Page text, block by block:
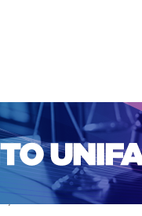
CADASTRO
1 A 100 WEBMAIL
ser carregado no
uma versão atual do